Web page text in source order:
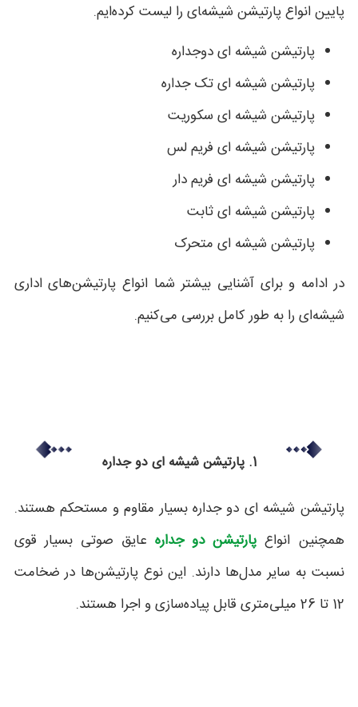
پایین انواع پارتیشن شیشه‌‍ای را لیست کرده‌ایم.
پارتیشن شیشه ای دوجداره
پارتیشن شیشه ای تک جداره
پارتیشن شیشه ای سکوریت
پارتیشن شیشه ای فریم لس
پارتیشن شیشه ای فریم دار
پارتیشن شیشه ای ثابت
پارتیشن شیشه ای متحرک
در ادامه و برای آشنایی بیشتر شما انواع پارتیشن‌های اداری
شیشه‌ای را به طور کامل بررسی می‌کنیم.
1. پارتیشن شیشه ای دو جداره
پارتیشن شیشه ای دو جداره بسیار مقاوم و مستحکم هستند.
همچنین انواع پارتیشن دو جداره عایق صوتی بسیار قوی
نسبت به سایر مدل‌ها دارند. این نوع پارتیشن‌ها در ضخامت
12 تا 26 میلی‌متری قابل پیاده‌سازی و اجرا هستند.